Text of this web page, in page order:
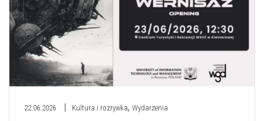
22.06.2026 Kultura i rozrywka, Wydarzenia